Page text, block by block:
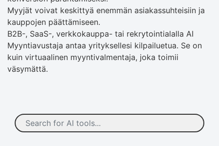
Myyjät voivat keskittyä enemmän asiakassuhteisiin ja
kauppojen päättämiseen.
B2B-, SaaS-, verkkokauppa- tai rekrytointialalla AI
Myyntiavustaja antaa yrityksellesi kilpailuetua. Se on
kuin virtuaalinen myyntivalmentaja, joka toimii
väsymättä.